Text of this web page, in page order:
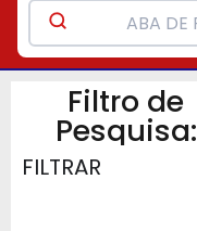
Filtro de
Pesquisa:
FILTRAR